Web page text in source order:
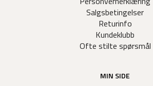
Salgsbetingelser
Returinfo
Kundeklubb
Ofte stilte spørsmål
MIN SIDE